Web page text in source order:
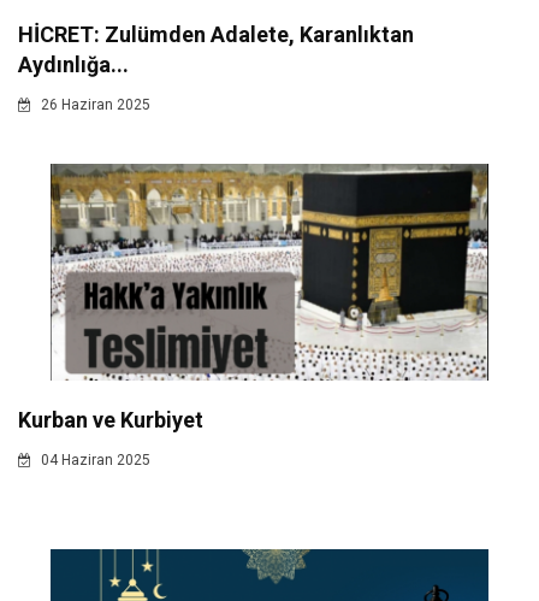
HİCRET: Zulümden Adalete, Karanlıktan
Aydınlığa...
26 Haziran 2025
Kurban ve Kurbiyet
04 Haziran 2025